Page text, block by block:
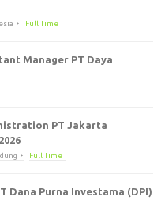
Full Time
Manager PT Daya
PT Jakarta
Full Time
Dana Purna Investama (DPI)